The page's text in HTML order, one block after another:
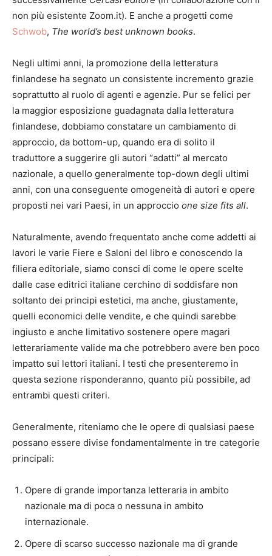
non più esistente Zoom.it). E anche a progetti come
Schwob, The world’s best unknown books.
Negli ultimi anni, la promozione della letteratura
finlandese ha segnato un consistente incremento grazie
soprattutto al ruolo di agenti e agenzie. Pur se felici per
la maggior esposizione guadagnata dalla letteratura
finlandese, dobbiamo constatare un cambiamento di
approccio, da bottom-up, quando era di solito il
traduttore a suggerire gli autori “adatti” al mercato
nazionale, a quello generalmente top-down degli ultimi
anni, con una conseguente omogeneità di autori e opere
proposti nei vari Paesi, in un approccio one size fits all.
Naturalmente, avendo frequentato anche come addetti ai
lavori le varie Fiere e Saloni del libro e conoscendo la
filiera editoriale, siamo consci di come le opere scelte
dalle case editrici italiane cerchino di soddisfare non
soltanto dei principi estetici, ma anche, giustamente,
quelli economici delle vendite, e che quindi sarebbe
ingiusto e anche limitativo sostenere opere magari
letterariamente valide ma che potrebbero avere ben poco
impatto sui lettori italiani. I testi che presenteremo in
questa sezione risponderanno, quanto più possibile, ad
entrambi questi criteri.
Generalmente, riteniamo che le opere di qualsiasi paese
possano essere divise fondamentalmente in tre categorie
principali:
Opere di grande importanza letteraria in ambito
nazionale ma di poca o nessuna in ambito
internazionale.
Opere di scarso successo nazionale ma di grande